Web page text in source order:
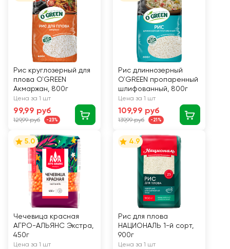
Рис круглозерный для
плова O`GREEN
Акмаржан, 800г
Цена за 1 шт
99,99 руб
129,99 руб -23%
Рис длиннозерный
O`GREEN пропаренный
шлифованный, 800г
Цена за 1 шт
109,99 руб
139,99 руб -21%
5.0
Чечевица красная
АГРО-АЛЬЯНС Экстра,
450г
Цена за 1 шт
4.9
Рис для плова
НАЦИОНАЛЬ 1-й сорт,
900г
Цена за 1 шт